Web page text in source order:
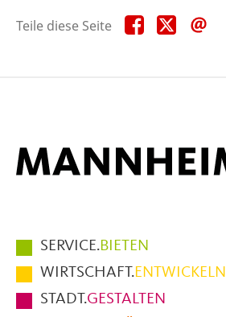
Teile diese Seite
Teile
diese
Teile
diese
Hauptmenüpunkte
im
Fußbereich
der
SERVICE.BIETEN
WIRTSCHAFT.ENTWICKELN
STADT.GESTALTEN